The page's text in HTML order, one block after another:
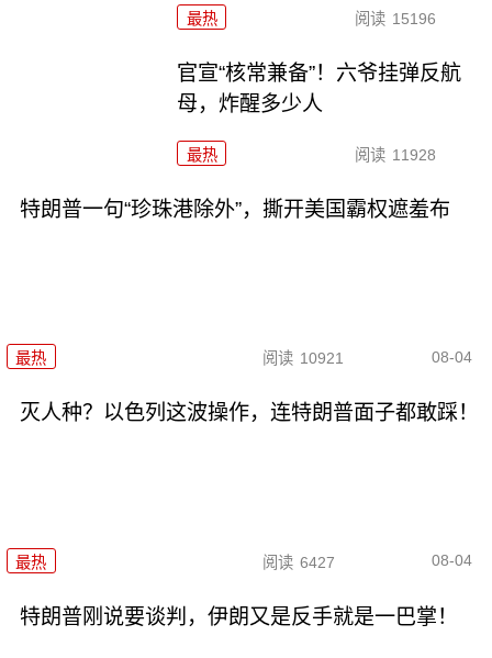
最热 阅读 15196
官宣“核常兼备”！六爷挂弹反航
母，炸醒多少人
最热 阅读 11928
特朗普一句“珍珠港除外”，撕开美国霸权遮羞布
最热 阅读 10921 08-04
灭人种？以色列这波操作，连特朗普面子都敢踩！
最热 阅读 6427 08-04
特朗普刚说要谈判，伊朗又是反手就是一巴掌！